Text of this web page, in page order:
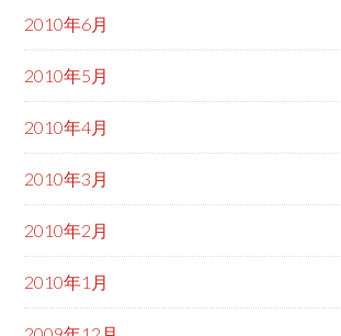
2010年6月
2010年5月
2010年4月
2010年3月
2010年2月
2010年1月